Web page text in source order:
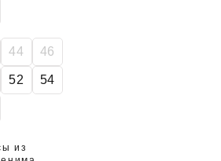
44 46
52 54
из